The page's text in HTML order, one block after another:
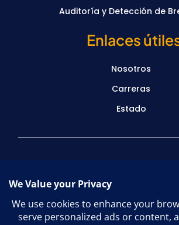
Auditoría y Detección de
Enlaces
Nosotros
Carreras
Estado
Contacta con